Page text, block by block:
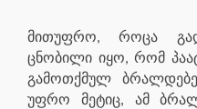
მითუფრო, როცა
ცნობილი იყო, რომ
გამოთქმულ
უფრო მეტიც, ამ